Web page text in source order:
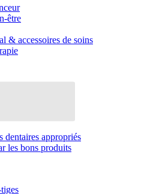
être
& accessoires de soins
dentaires appropriés
les bons produits